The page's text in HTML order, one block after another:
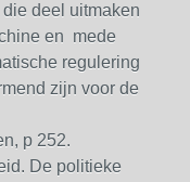
deel uitmaken
en mede
regulering
zijn voor de
p 252.
De politieke